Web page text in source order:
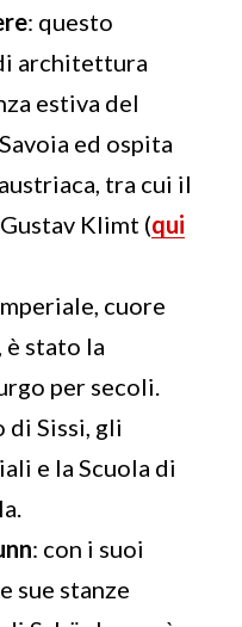
: questo
architettura
estiva del
ed ospita
tra cui il
Klimt (qui
cuore
stato la
per secoli.
di Sissi, gli
e la Scuola di
: con i suoi
sue stanze